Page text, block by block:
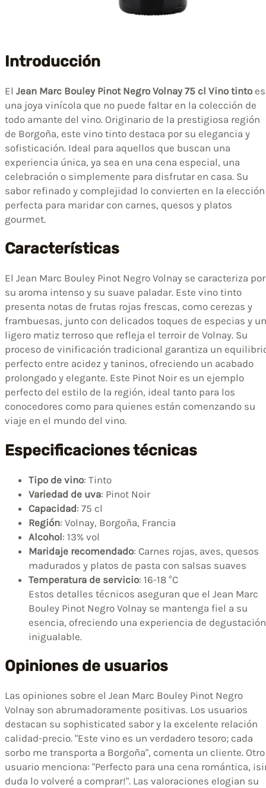
Introducción
El Jean Marc Bouley Pinot Negro Volnay 75 cl Vino tinto es
una joya vinícola que no puede faltar en la colección de
todo amante del vino. Originario de la prestigiosa región
de Borgoña, este vino tinto destaca por su elegancia y
sofisticación. Ideal para aquellos que buscan una
experiencia única, ya sea en una cena especial, una
celebración o simplemente para disfrutar en casa. Su
sabor refinado y complejidad lo convierten en la elección
perfecta para maridar con carnes, quesos y platos
gourmet.
Características
El Jean Marc Bouley Pinot Negro Volnay se caracteriza por
su aroma intenso y su suave paladar. Este vino tinto
presenta notas de frutas rojas frescas, como cerezas y
frambuesas, junto con delicados toques de especias y un
ligero matiz terroso que refleja el terroir de Volnay. Su
proceso de vinificación tradicional garantiza un
perfecto entre acidez y taninos, ofreciendo un acabado
prolongado y elegante. Este Pinot Noir es un ejemplo
perfecto del estilo de la región, ideal tanto para los
conocedores como para quienes están comenzando su
viaje en el mundo del vino.
Especificaciones técnicas
Tipo de vino: Tinto
Variedad de uva: Pinot Noir
Capacidad: 75 cl
Región: Volnay, Borgoña, Francia
Alcohol: 13% vol
Maridaje recomendado: Carnes rojas, aves, quesos
madurados y platos de pasta con salsas suaves
Temperatura de servicio: 16-18 °C
Estos detalles técnicos aseguran que el Jean Marc
Bouley Pinot Negro Volnay se mantenga fiel a su
esencia, ofreciendo una experiencia de degustación
inigualable.
Opiniones de usuarios
Las opiniones sobre el Jean Marc Bouley Pinot Negro
Volnay son abrumadoramente positivas. Los usuarios
destacan su sophisticated sabor y la excelente relación
calidad-precio. "Este vino es un verdadero tesoro; cada
sorbo me transporta a Borgoña", comenta un cliente. Otro
usuario menciona: "Perfecto para una cena romántica,
duda lo volveré a comprar!". Las valoraciones elogian su